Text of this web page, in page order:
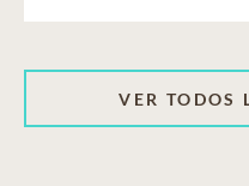
VER TODOS